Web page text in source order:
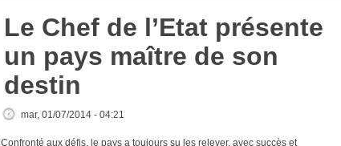
Le Chef de l’Etat présente
un pays maître de son
destin
mar, 01/07/2014 - 04:21
Confronté aux défis, le pays a toujours su les relever, avec succès et